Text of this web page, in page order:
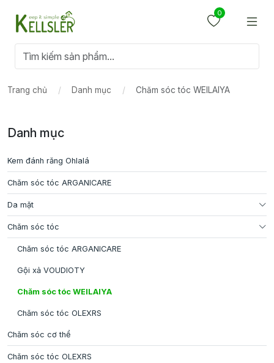
0
Trang chủ Danh mục Chăm sóc tóc WEILAIYA
Danh mục
Kem đánh răng Ohlalá
Chăm sóc tóc ARGANICARE
Da mặt
Chăm sóc tóc
Chăm sóc tóc ARGANICARE
Gội xả VOUDIOTY
Chăm sóc tóc WEILAIYA
Chăm sóc tóc OLEXRS
Chăm sóc cơ thể
Chăm sóc tóc OLEXRS